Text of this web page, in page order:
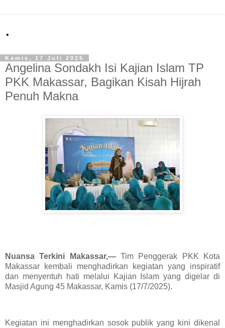
.
Kamis, 17 Juli 2025
Angelina Sondakh Isi Kajian Islam TP
PKK Makassar, Bagikan Kisah Hijrah
Penuh Makna
Nuansa Terkini Makassar,—Tim Penggerak PKK Kota
Makassar kembali menghadirkan kegiatan yang inspiratif
dan menyentuh hati melalui Kajian Islam yang digelar di
Masjid Agung 45 Makassar, Kamis (17/7/2025).
Kegiatan ini menghadirkan sosok publik yang kini dikenal